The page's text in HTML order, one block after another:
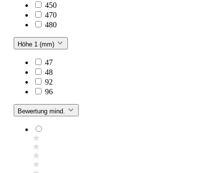
450
470
480
Höhe 1 (mm)
47
48
92
96
Bewertung mind.